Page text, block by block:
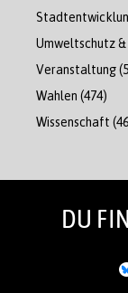
Umweltschutz &
Veranstaltung
Wahlen (474)
Wissenschaft
DU